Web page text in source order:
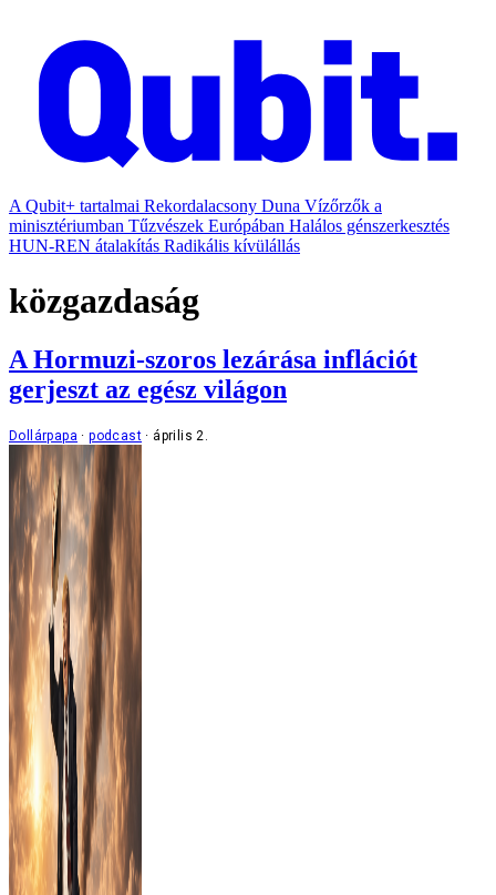
A Qubit+ tartalmai Rekordalacsony Duna Vízőrzők a
minisztériumban Tűzvészek Európában Halálos génszerkesztés
HUN-REN átalakítás Radikális kívülállás
közgazdaság
A Hormuzi-szoros lezárása inflációt
gerjeszt az egész világon
Dollárpapa podcast április 2.